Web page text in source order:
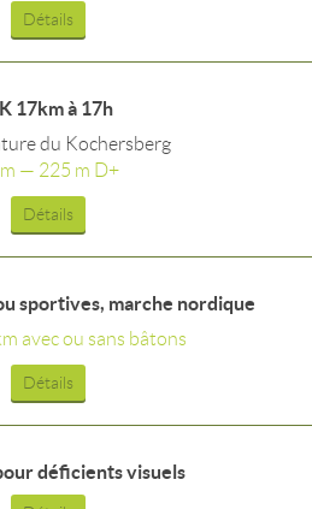
Détails
17km à 17h
du Kochersberg
— 225 m D+
Détails
sportives, marche nordique
avec ou sans bâtons
Détails
déficients visuels